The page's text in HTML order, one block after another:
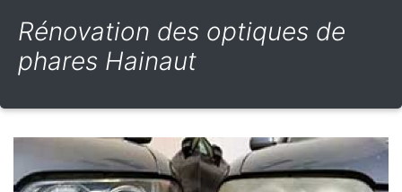
Rénovation des optiques de
phares Hainaut